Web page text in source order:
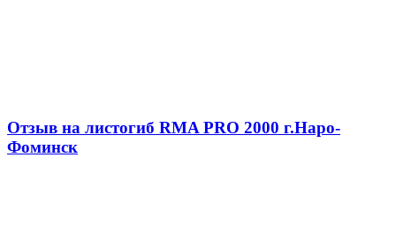
Отзыв на листогиб RMA PRO 2000 г.Наро-
Фоминск